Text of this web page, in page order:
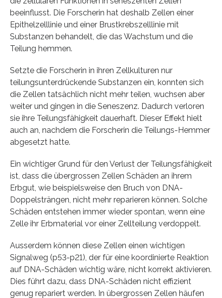
beeinflusst. Die Forscherin hat deshalb Zellen einer
Epithelzelllinie und einer Brustkrebszelllinie mit
Substanzen behandelt, die das Wachstum und die
Teilung hemmen.
Setzte die Forscherin in ihren Zellkulturen nur
teilungsunterdrückende Substanzen ein, konnten sich
die Zellen tatsächlich nicht mehr teilen, wuchsen aber
weiter und gingen in die Seneszenz. Dadurch verloren
sie ihre Teilungsfähigkeit dauerhaft. Dieser Effekt hielt
auch an, nachdem die Forscherin die Teilungs-Hemmer
abgesetzt hatte.
Ein wichtiger Grund für den Verlust der Teilungsfähigkeit
ist, dass die übergrossen Zellen Schäden an ihrem
Erbgut, wie beispielsweise den Bruch von DNA-
Doppelsträngen, nicht mehr reparieren können. Solche
Schäden entstehen immer wieder spontan, wenn eine
Zelle ihr Erbmaterial vor einer Zellteilung verdoppelt.
Ausserdem können diese Zellen einen wichtigen
Signalweg (p53-p21), der für eine koordinierte Reaktion
auf DNA-Schäden wichtig wäre, nicht korrekt aktivieren.
Dies führt dazu, dass DNA-Schäden nicht effizient
genug repariert werden. In übergrossen Zellen häufen